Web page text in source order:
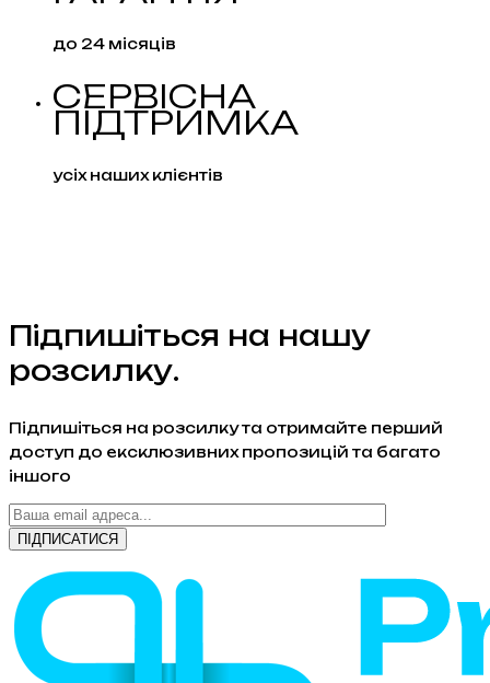
до 24 місяців
СЕРВІСНА
ПІДТРИМКА
усіх наших клієнтів
Підпишіться на нашу
розсилку.
Підпишіться на розсилку та отримайте перший
доступ до ексклюзивних пропозицій та багато
іншого